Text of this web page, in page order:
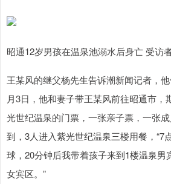
昭通12岁男孩在温泉池溺水后身亡 受访
王某风的继父杨先生告诉潮新闻记者，
月3日，他和妻子带王某风前往昭通市，
光世纪温泉的门票，一张亲子票，一张
到，3人进入紫光世纪温泉三楼用餐，“7
球，20分钟后我带着孩子来到1楼温泉男
女宾区。”